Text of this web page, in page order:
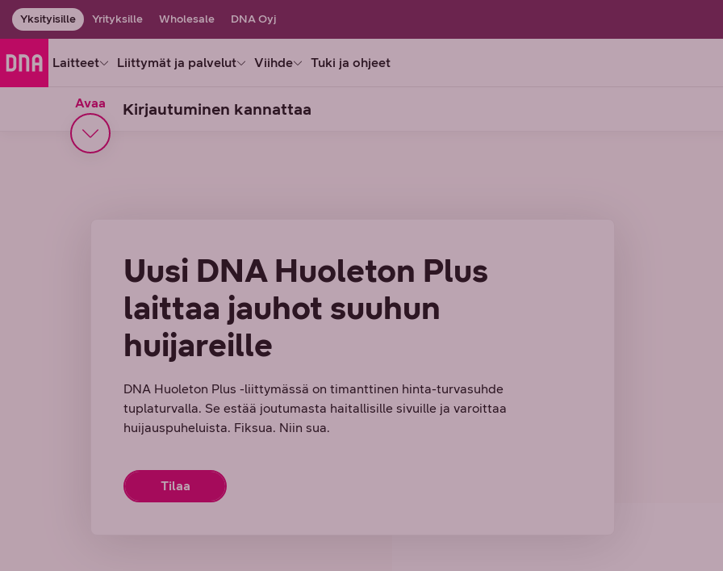
Yksityisille Yrityksille Wholesale DNA Oyj
Laitteet Liittymät ja palvelut Viihde Tuki ja ohjeet
Avaa Kirjautuminen kannattaa
Uusi DNA Huoleton Plus
laittaa jauhot suuhun
huijareille
DNA Huoleton Plus -liittymässä on timanttinen hinta-turvasuhde
tuplaturvalla. Se estää joutumasta haitallisille sivuille ja varoittaa
huijauspuheluista. Fiksua. Niin sua.
Tilaa